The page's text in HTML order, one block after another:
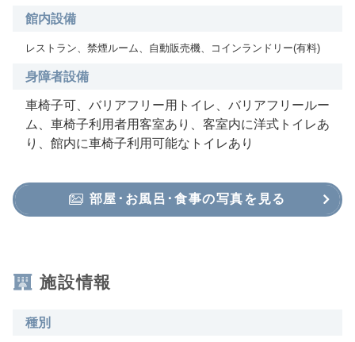
館内設備
レストラン、禁煙ルーム、自動販売機、コインランドリー(有料)
身障者設備
車椅子可、バリアフリー用トイレ、バリアフリールー
ム、車椅子利用者用客室あり、客室内に洋式トイレあ
り、館内に車椅子利用可能なトイレあり
部屋･お風呂･食事の写真を見る
施設情報
種別